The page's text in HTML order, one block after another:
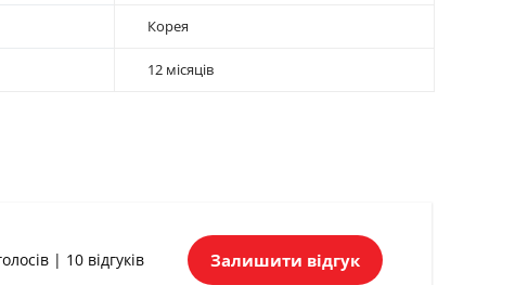
Корея
12 місяців
| 10 відгуків Залишити відгук